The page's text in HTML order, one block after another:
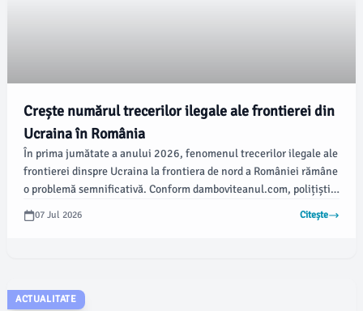
Crește numărul trecerilor ilegale ale frontierei din
Ucraina în România
În prima jumătate a anului 2026, fenomenul trecerilor ilegale ale
frontierei dinspre Ucraina la frontiera de nord a României rămâne
o problemă semnificativă. Conform damboviteanul.com, polițiștii
de frontieră din cadrul Inspectoratului Teritorial al Poliției de
Frontieră Sighetu Marmației au depistat aproape 2.500 de
07 Jul 2026 Citește
ACTUALITATE